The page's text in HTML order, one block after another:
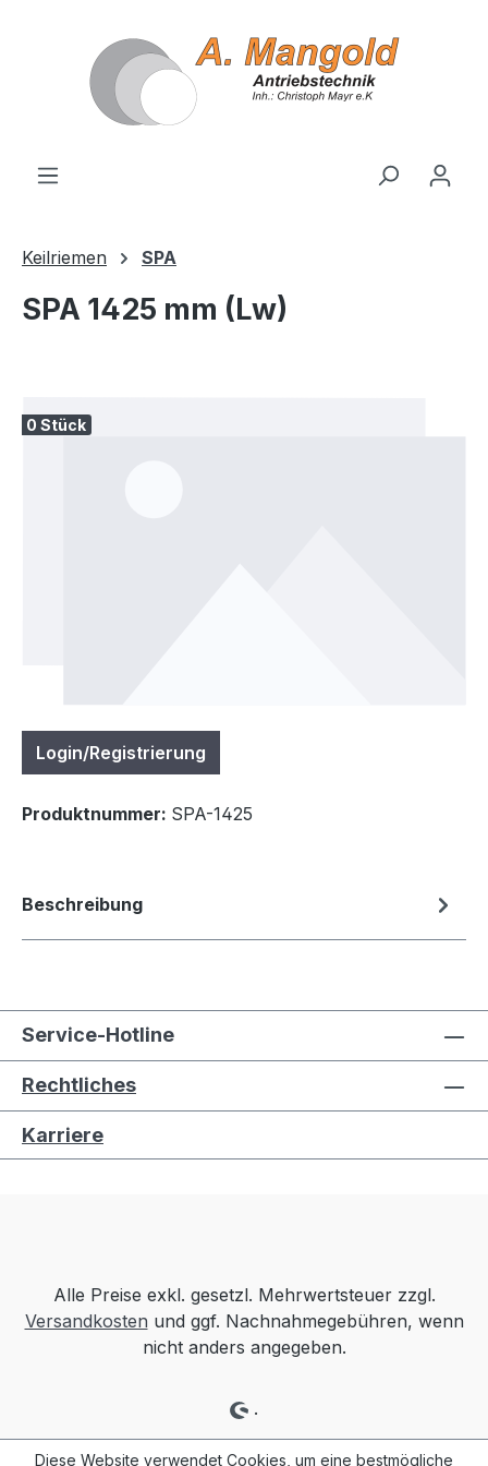
Keilriemen SPA
SPA 1425 mm (Lw)
0 Stück
Login/Registrierung
Produktnummer: SPA-1425
Beschreibung
Service-Hotline
Rechtliches
Karriere
Alle Preise exkl. gesetzl. Mehrwertsteuer zzgl.
Versandkosten und ggf. Nachnahmegebühren, wenn
nicht anders angegeben.
.
Diese Website verwendet Cookies, um eine bestmögliche